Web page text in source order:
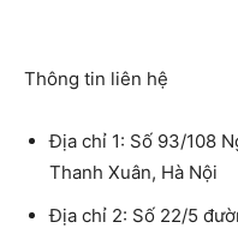
Thông tin liên hệ
Địa chỉ 1: Số 93/108
Thanh Xuân, Hà Nội
Địa chỉ 2: Số 22/5